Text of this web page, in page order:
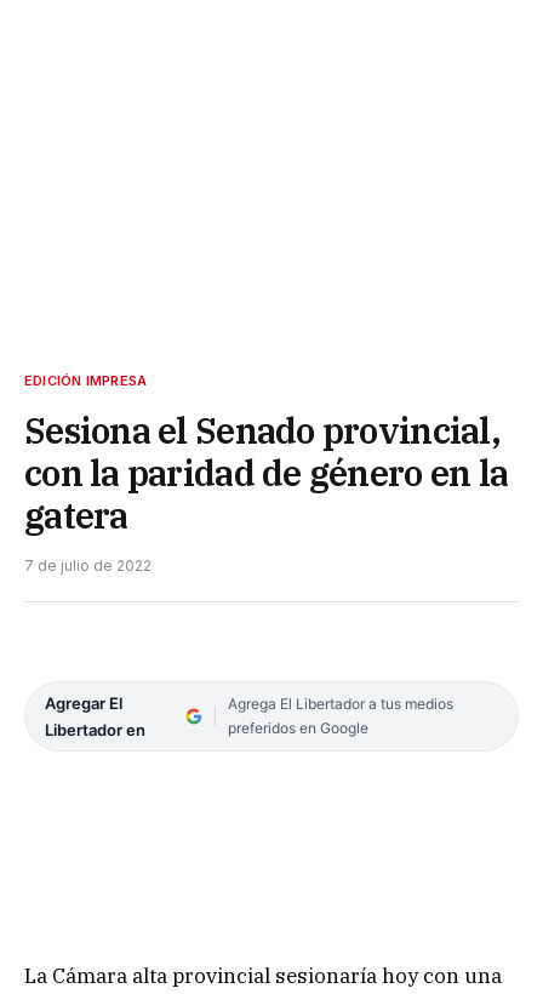
EDICIÓN IMPRESA
Sesiona el Senado provincial,
con la paridad de género en la
gatera
7 de julio de 2022
Agregar El
Libertador en
Agrega El Libertador a tus medios
preferidos en Google
La Cámara alta provincial sesionaría hoy con una